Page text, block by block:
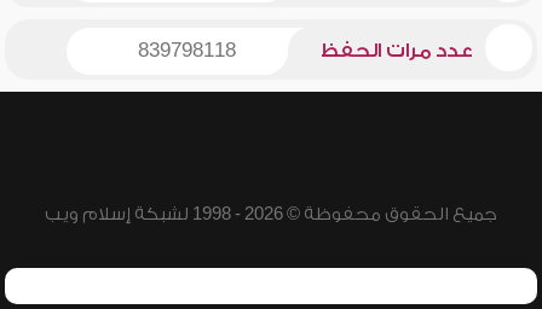
عدد مرات الحفظ 839798118
جميع الحقوق محفوظة © 2026 - 1998 لشبكة إسلام ويب